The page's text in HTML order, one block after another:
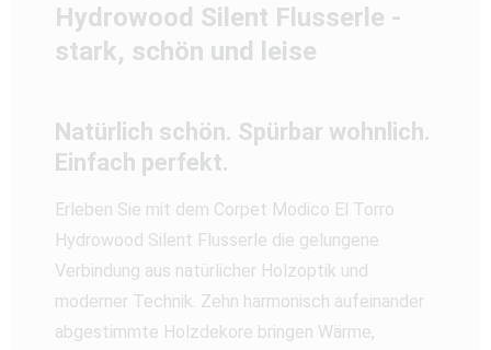
Hydrowood Silent Flusserle -
stark, schön und leise
Natürlich schön. Spürbar wohnlich.
Einfach perfekt.
Erleben Sie mit dem Corpet Modico El Torro
Hydrowood Silent Flusserle die gelungene
Verbindung aus natürlicher Holzoptik und
moderner Technik. Zehn harmonisch aufeinander
abgestimmte Holzdekore bringen Wärme,